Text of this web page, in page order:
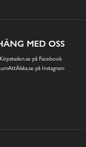
MED OSS
Köpstaden.se på Facebook
på Instagram